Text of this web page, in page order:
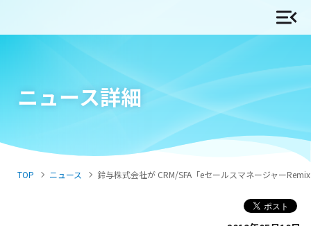
ニュース詳細
TOP ニュース 鈴与株式会社が CRM/SFA「eセールスマネージャー